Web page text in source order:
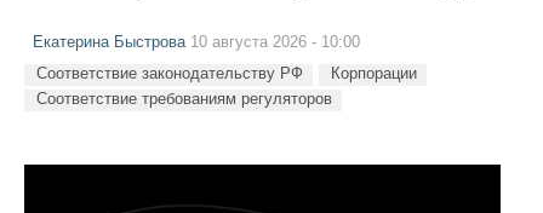
Екатерина Быстрова10 августа 2026 - 10:00
Соответствие законодательству РФ
Корпорации
Соответствие требованиям регуляторов